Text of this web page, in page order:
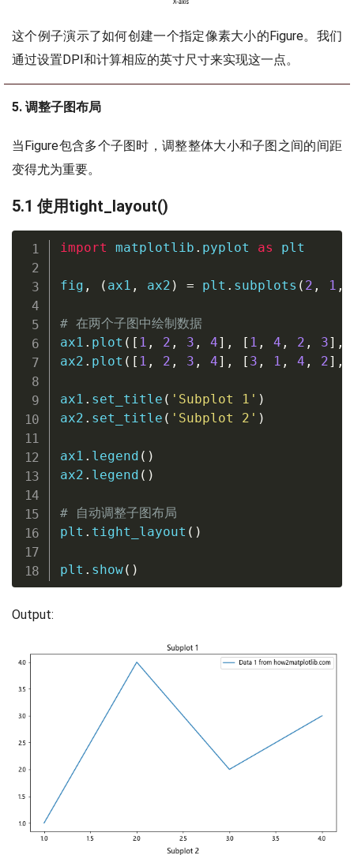
这个例子演示了如何创建一个指定像素大小的Figure。我们
通过设置DPI和计算相应的英寸尺寸来实现这一点。
5. 调整子图布局
当Figure包含多个子图时，调整整体大小和子图之间的间距
变得尤为重要。
5.1 使用tight_layout()
import matplotlib . pyplot as plt
fig , ( ax1 , ax2 ) = plt . subplots ( 2 , 1 ,
# 在两个子图中绘制数据
ax1 . plot ( [ 1 , 2 , 3 , 4] , [ 1 , 4 , 2 , 3] ,
ax2 . plot ( [ 1 , 2 , 3 , 4] , [ 3 , 1 , 4 , 2] ,
ax1 . set_title ( 'Subplot 1' )
ax2 . set_title ( 'Subplot 2' )
ax1 . legend ( )
ax2 . legend ( )
# 自动调整子图布局
plt . tight_layout ( )
plt . show( )
Output: